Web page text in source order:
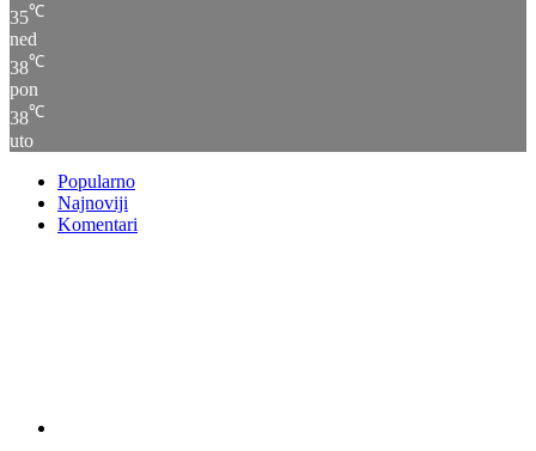
35℃
ned
38℃
pon
38℃
uto
Popularno
Najnoviji
Komentari